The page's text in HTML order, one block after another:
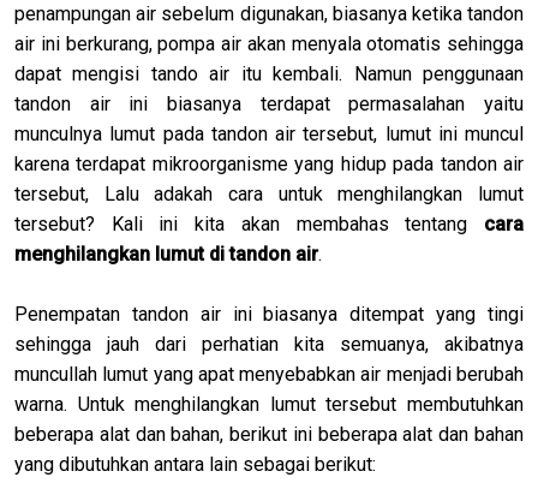
penampungan air sebelum digunakan, biasanya ketika tandon
air ini berkurang, pompa air akan menyala otomatis sehingga
dapat mengisi tando air itu kembali. Namun penggunaan
tandon air ini biasanya terdapat permasalahan yaitu
munculnya lumut pada tandon air tersebut, lumut ini muncul
karena terdapat mikroorganisme yang hidup pada tandon air
tersebut, Lalu adakah cara untuk menghilangkan lumut
tersebut? Kali ini kita akan membahas tentang cara
menghilangkan lumut di tandon air.
Penempatan tandon air ini biasanya ditempat yang tingi
sehingga jauh dari perhatian kita semuanya, akibatnya
muncullah lumut yang apat menyebabkan air menjadi berubah
warna. Untuk menghilangkan lumut tersebut membutuhkan
beberapa alat dan bahan, berikut ini beberapa alat dan bahan
yang dibutuhkan antara lain sebagai berikut: